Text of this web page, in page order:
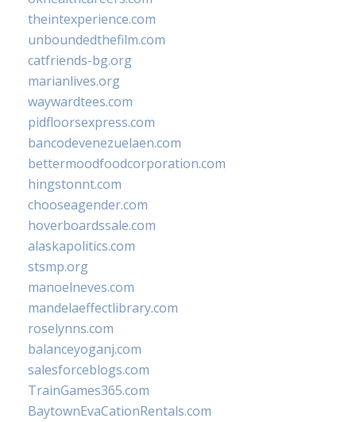
theintexperience.com
unboundedthefilm.com
catfriends-bg.org
marianlives.org
waywardtees.com
pidfloorsexpress.com
bancodevenezuelaen.com
bettermoodfoodcorporation.com
hingstonnt.com
chooseagender.com
hoverboardssale.com
alaskapolitics.com
stsmp.org
manoelneves.com
mandelaeffectlibrary.com
roselynns.com
balanceyoganj.com
salesforceblogs.com
TrainGames365.com
BaytownEvaCationRentals.com